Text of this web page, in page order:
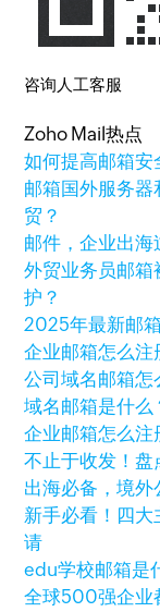
咨询人工客服
Zoho Mail热点
如何提高邮箱
邮箱国外服务
贸？
邮件，企业出海
外贸业务员邮
护？
2025年最新邮
企业邮箱怎么
公司域名邮箱
域名邮箱是什么
企业邮箱怎么注
不止于收发！盘
出海必备，境外
新手必看！四大
请
edu学校邮箱是
全球500强企业